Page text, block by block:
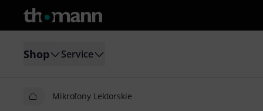
Shop Service
Mikrofony Lektorskie